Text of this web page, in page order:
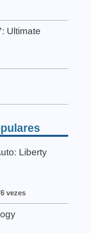
Ultimate
Liberty
vezes